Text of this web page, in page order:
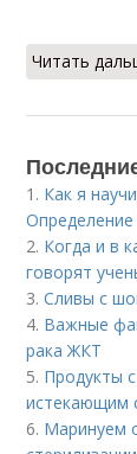
Читать
1. Как я
2. Когда и в
говорят
3.Сливы с
4. Важные
рака ЖКТ
5. Продукты
истекающим
6. Маринуем